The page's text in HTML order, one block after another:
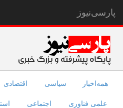
پارسی‌نیوز
همه‌اخبار سیاسی اقتصادی
علمی فناوری اجتماعی